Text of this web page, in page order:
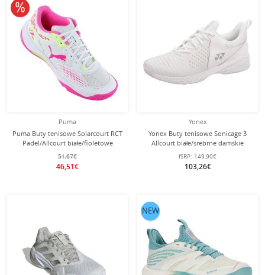
Puma
Puma Buty tenisowe Solarcourt RCT
Padel/Allcourt białe/fioletowe
męskie
51,67€
46,51€
10% obniżone
Yonex
Yonex Buty tenisowe Sonicage 3
Allcourt białe/srebrne damskie
fSRP: 149,90€
103,26€
NEW